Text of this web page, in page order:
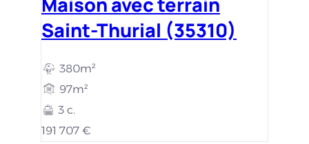
Saint-Thurial (35310)
380m²
97m²
3 c.
191 707 €